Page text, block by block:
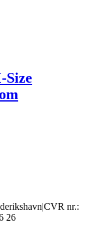
Size
|CVR nr.:
26